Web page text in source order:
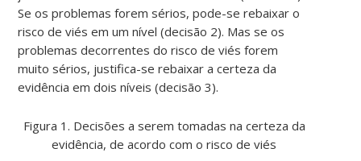
Se os problemas forem sérios, pode-se rebaixar o
risco de viés em um nível (decisão 2). Mas se os
problemas decorrentes do risco de viés forem
muito sérios, justifica-se rebaixar a certeza da
evidência em dois níveis (decisão 3).
Figura 1. Decisões a serem tomadas na certeza da
evidência, de acordo com o risco de viés